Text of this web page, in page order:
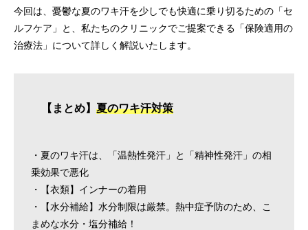
今回は、憂鬱な夏のワキ汗を少しでも快適に乗り切るための「セ
ルフケア」と、私たちのクリニックでご提案できる「保険適用の
治療法」について詳しく解説いたします。
【まとめ】 夏のワキ汗対策
・夏のワキ汗は、「温熱性発汗」と「精神性発汗」の相
乗効果で悪化
・【衣類】インナーの着用
・【水分補給】水分制限は厳禁。熱中症予防のため、こ
まめな水分・塩分補給！